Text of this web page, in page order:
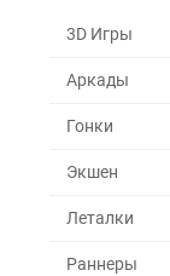
3D Игры
Аркады
Гонки
Экшен
Леталки
Раннеры